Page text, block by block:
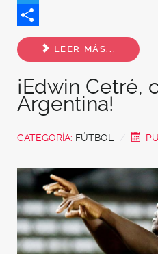
Twitter
Share
LEER MÁS...
¡Edwin Cetré,
Argentina!
CATEGORÍA: FÚTBOL